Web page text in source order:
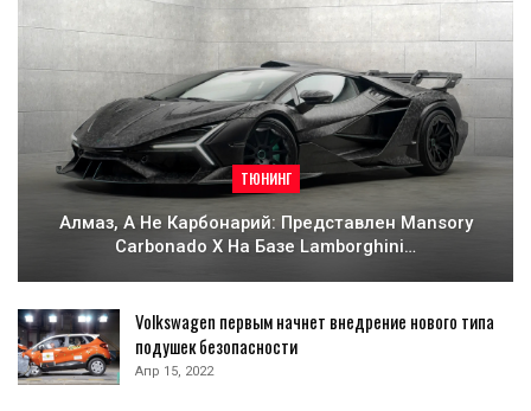
ТЮНИНГ
Алмаз, А Не Карбонарий: Представлен Mansory
Carbonado X На Базе Lamborghini…
Volkswagen первым начнет внедрение нового типа
подушек безопасности
Апр 15, 2022